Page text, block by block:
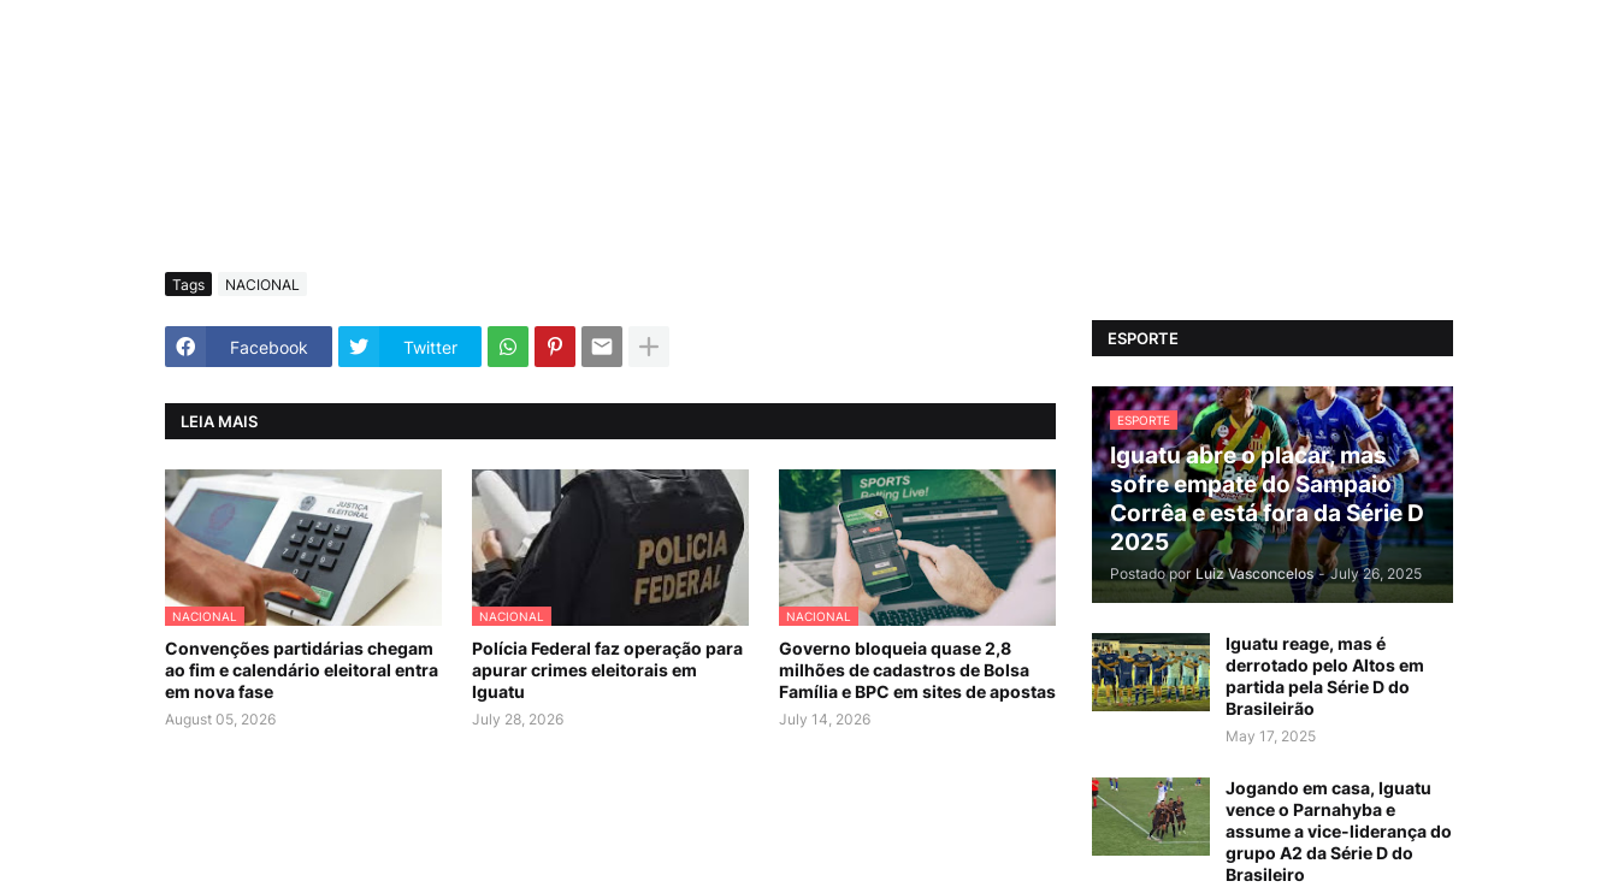
Tags NACIONAL
Facebook Twitter
LEIA MAIS
NACIONAL
Convenções partidárias chegam
ao fim e calendário eleitoral entra
em nova fase
August 05, 2026
NACIONAL
Polícia Federal faz operação para
apurar crimes eleitorais em
Iguatu
July 28, 2026
NACIONAL
Governo bloqueia quase 2,8
milhões de cadastros de Bolsa
Família e BPC em sites de apostas
July 14, 2026
ESPORTE
ESPORTE
Iguatu abre o placar, mas
sofre empate do Sampaio
Corrêa e está fora da Série D
2025
Postado por Luiz Vasconcelos - July 26, 2025
Iguatu reage, mas é
derrotado pelo Altos em
partida pela Série D do
Brasileirão
May 17, 2025
Jogando em casa, Iguatu
vence o Parnahyba e
assume a vice-liderança do
grupo A2 da Série D do
Brasileiro